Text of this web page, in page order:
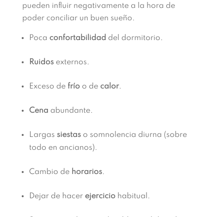
pueden influir negativamente a la hora de
poder conciliar un buen sueño.
Poca confortabilidad del dormitorio.
Ruidosexternos.
Exceso de fríoo de calor.
Cena abundante.
Largas siestaso somnolencia diurna (sobre
todo en ancianos).
Cambio de horarios.
Dejar de hacer ejerciciohabitual.